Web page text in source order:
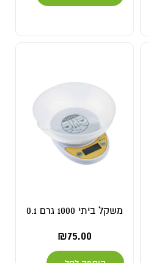
משקל ביתי 1000 גרם 0.1
₪75.00